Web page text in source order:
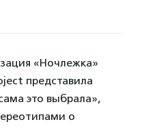
«Ночлежка»
представила
это выбрала»,
о